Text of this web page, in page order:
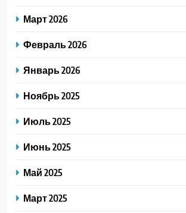
Март 2026
Февраль 2026
Январь 2026
Ноябрь 2025
Июль 2025
Июнь 2025
Май 2025
Март 2025